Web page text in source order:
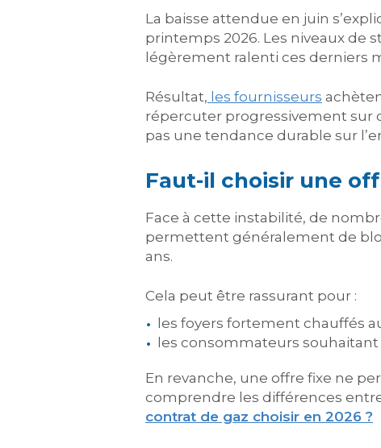
La baisse attendue en juin
printemps 2026. Les niveaux de
légèrement ralenti ces derniers
Résultat, les fournisseurs
répercuter progressivement sur
pas une tendance durable sur
Faut-il choisir une
Face à cette instabilité, de
permettent généralement de
ans.
Cela peut être rassurant pour :
les foyers fortement chauffés
les consommateurs
En revanche, une offre fixe ne
comprendre les différences
contrat de gaz choisir en 2026 ?